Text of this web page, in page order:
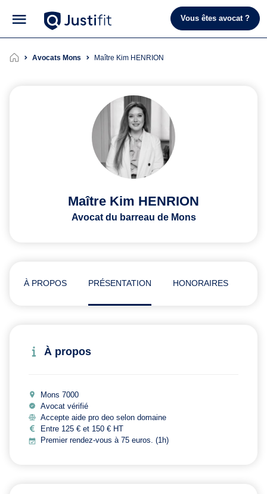
Vous êtes avocat ?
Avocats Mons Maître Kim HENRION
Maître Kim HENRION
Avocat du barreau de Mons
À PROPOS PRÉSENTATION HONORAIRES
À propos
Mons 7000
Avocat vérifié
Accepte aide pro deo selon domaine
Entre 125 € et 150 € HT
Premier rendez-vous à 75 euros. (1h)